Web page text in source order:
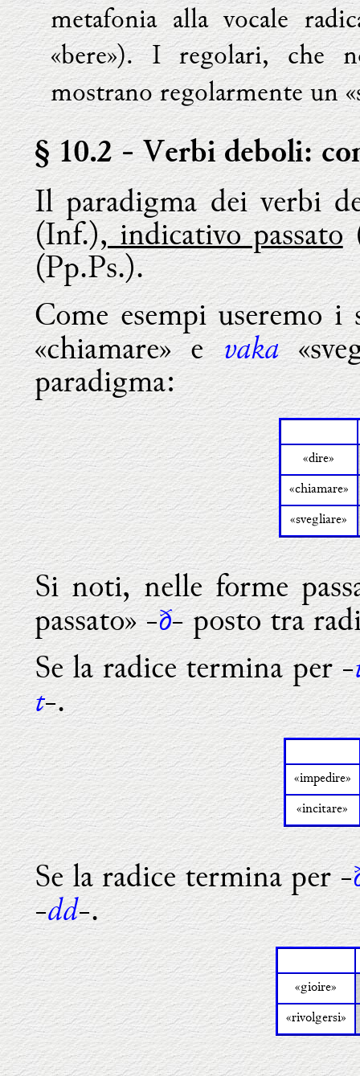
metafonia alla vocale
«bere»). I regolari, che
mostrano regolarmente un
§ 10.2- Verbi deboli:
Il paradigma dei verbi
(Inf.),indicativo passato
(Pp.Ps.).
Come esempi useremo
«chiamare» evaka
paradigma:
«dire»
«chiamare»
«svegliare»
Si noti, nelle forme
passato» -ð- posto tra
Se la radice termina per -
t-.
«impedire»
«incitare»
Se la radice termina per -
-dd-.
«gioire»
«rivolgersi»